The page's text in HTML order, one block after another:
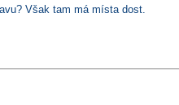
Však tam má místa dost.